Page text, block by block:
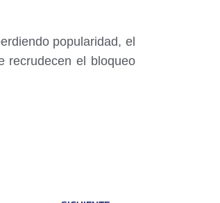
popularidad, el
recrudecen el bloqueo